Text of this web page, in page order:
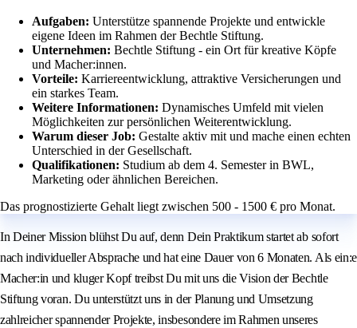
Aufgaben: Unterstütze spannende Projekte und entwickle
eigene Ideen im Rahmen der Bechtle Stiftung.
Unternehmen: Bechtle Stiftung - ein Ort für kreative Köpfe
und Macher:innen.
Vorteile: Karriereentwicklung, attraktive Versicherungen und
ein starkes Team.
Weitere Informationen: Dynamisches Umfeld mit vielen
Möglichkeiten zur persönlichen Weiterentwicklung.
Warum dieser Job: Gestalte aktiv mit und mache einen echten
Unterschied in der Gesellschaft.
Qualifikationen: Studium ab dem 4. Semester in BWL,
Marketing oder ähnlichen Bereichen.
Das prognostizierte Gehalt liegt zwischen 500 - 1500 € pro Monat.
In Deiner Mission blühst Du auf, denn Dein Praktikum startet ab sofort
nach individueller Absprache und hat eine Dauer von 6 Monaten. Als ein:e
Macher:in und kluger Kopf treibst Du mit uns die Vision der Bechtle
Stiftung voran. Du unterstützt uns in der Planung und Umsetzung
zahlreicher spannender Projekte, insbesondere im Rahmen unseres